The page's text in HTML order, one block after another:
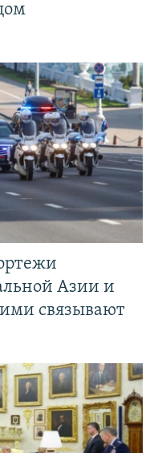
Азии и
связывают